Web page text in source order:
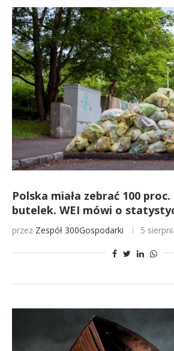
Polska miała zebrać 100
butelek. WEI mówi o
przez Zespół 300Gospodarki 5